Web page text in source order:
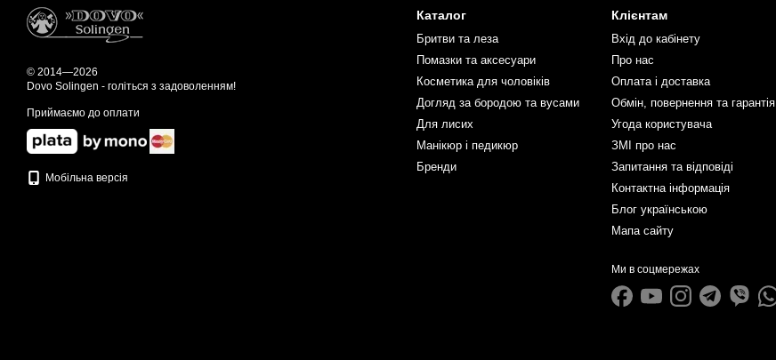
© 2014—2026
Dovo Solingen - голіться з задоволенням!
Приймаємо до оплати
Мобільна версія
Каталог
Бритви та леза
Помазки та аксесуари
Косметика для чоловіків
Догляд за бородою та вусами
Для лисих
Манікюр і педикюр
Бренди
Клієнтам
Вхід до кабінету
Про нас
Оплата і доставка
Обмін, повернення та гарантія
Угода користувача
ЗМІ про нас
Запитання та відповіді
Контактна інформація
Блог українською
Мапа сайту
Ми в соцмережах